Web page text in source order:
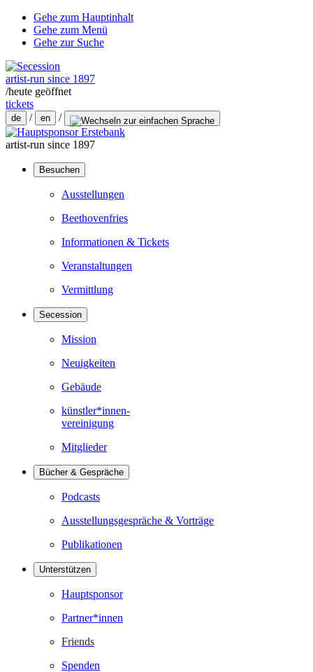
Gehe zum Hauptinhalt
Gehe zum Menü
Gehe zur Suche
artist-run since 1897
/heute geöffnet
tickets
de / en /
artist-run since 1897
Besuchen
Ausstellungen
Beethovenfries
Informationen & Tickets
Veranstaltungen
Vermittlung
Secession
Mission
Neuigkeiten
Gebäude
künstler*innen-
vereinigung
Mitglieder
Bücher & Gespräche
Podcasts
Ausstellungsgespräche & Vorträge
Publikationen
Unterstützen
Hauptsponsor
Partner*innen
Friends
Spenden